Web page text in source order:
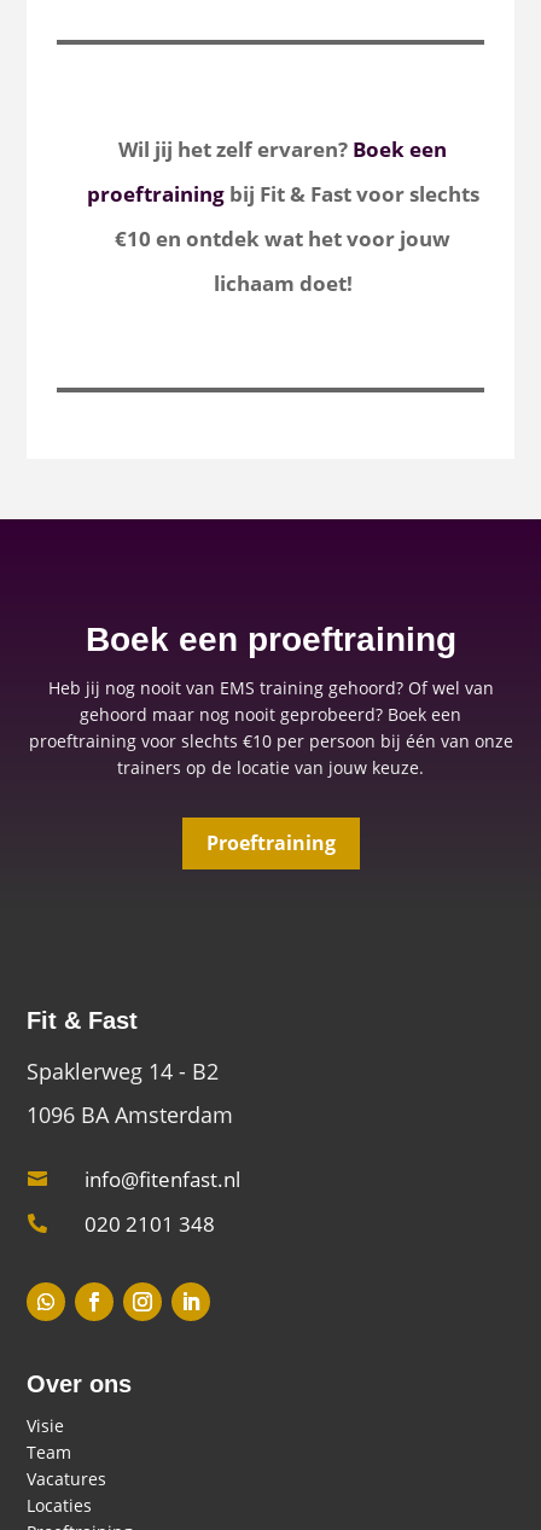
Wil jij het zelf ervaren? Boek een
proeftrainingbij Fit & Fast voor slechts
€10 en ontdek wat het voor jouw
lichaam doet!
Boek een proeftraining
Heb jij nog nooit van EMS training gehoord? Of wel van
gehoord maar nog nooit geprobeerd? Boek een
proeftraining voor slechts €10 per persoon bij één van onze
trainers op de locatie van jouw keuze.
Proeftraining
Fit & Fast
Spaklerweg 14 - B2
1096 BA Amsterdam
 info@fitenfast.nl
 020 2101 348
Over ons
Visie
Team
Vacatures
Locaties